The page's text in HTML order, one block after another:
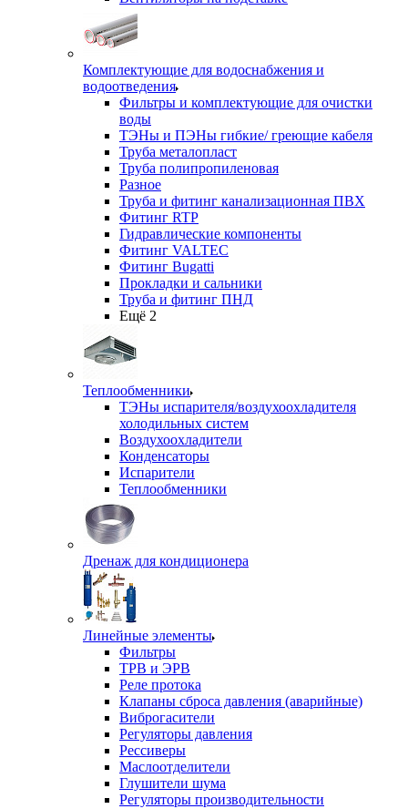
Комплектующие для водоснабжения и
водоотведения
Фильтры и комплектующие для очистки
воды
ТЭНы и ПЭНы гибкие/ греющие кабеля
Труба металопласт
Труба полипропиленовая
Разное
Труба и фитинг канализационная ПВХ
Фитинг RTP
Гидравлические компоненты
Фитинг VALTEC
Фитинг Bugatti
Прокладки и сальники
Труба и фитинг ПНД
Ещё 2
Теплообменники
ТЭНы испарителя/воздухоохладителя
холодильных систем
Воздухоохладители
Конденсаторы
Испарители
Теплообменники
Дренаж для кондиционера
Линейные элементы
Фильтры
ТРВ и ЭРВ
Реле протока
Клапаны сброса давления (аварийные)
Виброгасители
Регуляторы давления
Рессиверы
Маслоотделители
Глушители шума
Регуляторы производительности